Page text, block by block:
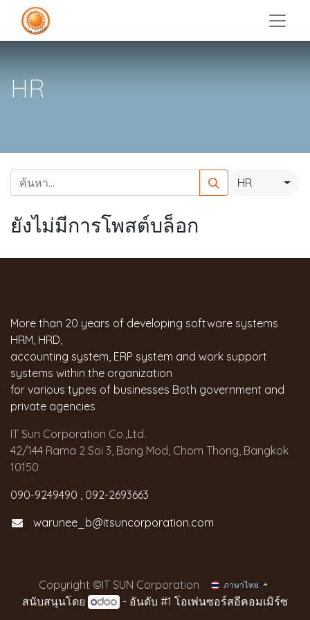
HR
HR
ยังไม่มีการโพสต์บล็อก
More than 20 years of developing software systems
HRM, HRD,
accounting system, ERP system and work support
systems within the organization
for various types of businesses Both government and
private agencies
IT Sun Corporation Co.,Ltd.
42/144 Rama 2 Soi 3, Bang Mod, Chom Thong, Bangkok
10150
090-9249490 , 092-2693663
warunee_b@itsuncorporation.com
Copyright ©IT SUN Corporation ภาษาไทย
สนับสนุนโดย - อันดับ #1โอเพ่นซอร์สอีคอมเมิร์ซ